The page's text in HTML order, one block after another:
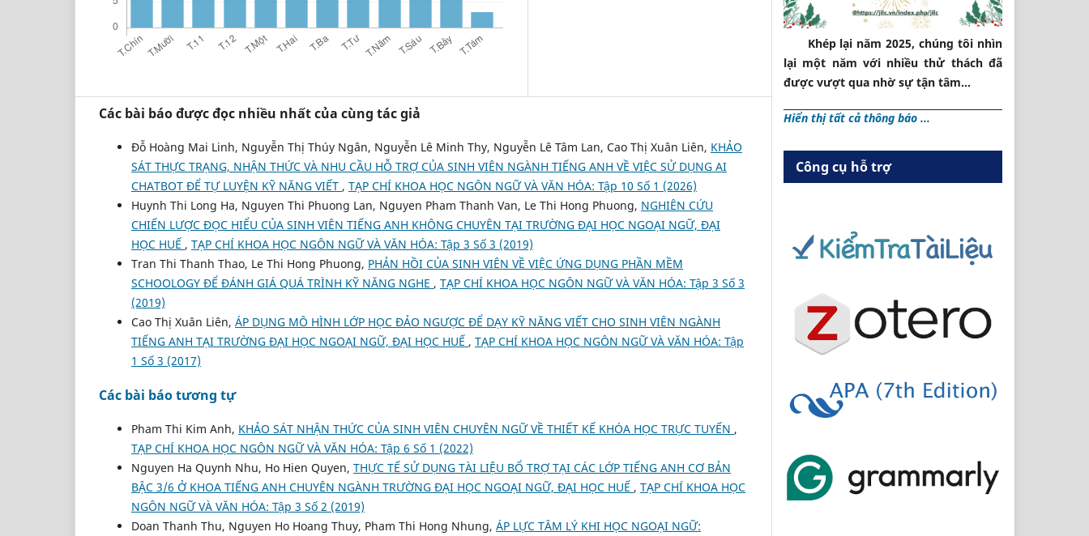
Các bài báo được đọc nhiều nhất của cùng tác giả
Đỗ Hoàng Mai Linh, Nguyễn Thị Thúy Ngân, Nguyễn Lê Minh Thy, Nguyễn Lê Tâm Lan, Cao Thị Xuân Liên, KHẢO
SÁT THỰC TRẠNG, NHẬN THỨC VÀ NHU CẦU HỖ TRỢ CỦA SINH VIÊN NGÀNH TIẾNG ANH VỀ VIỆC SỬ DỤNG AI
CHATBOT ĐỂ TỰ LUYỆN KỸ NĂNG VIẾT , TẠP CHÍ KHOA HỌC NGÔN NGỮ VÀ VĂN HÓA: Tập 10 Số 1 (2026)
Huynh Thi Long Ha, Nguyen Thi Phuong Lan, Nguyen Pham Thanh Van, Le Thi Hong Phuong, NGHIÊN CỨU
CHIẾN LƯỢC ĐỌC HIỂU CỦA SINH VIÊN TIẾNG ANH KHÔNG CHUYÊN TẠI TRƯỜNG ĐẠI HỌC NGOẠI NGỮ, ĐẠI
HỌC HUẾ , TẠP CHÍ KHOA HỌC NGÔN NGỮ VÀ VĂN HÓA: Tập 3 Số 3 (2019)
Tran Thi Thanh Thao, Le Thi Hong Phuong, PHẢN HỒI CỦA SINH VIÊN VỀ VIỆC ỨNG DỤNG PHẦN MỀM
SCHOOLOGY ĐỂ ĐÁNH GIÁ QUÁ TRÌNH KỸ NĂNG NGHE , TẠP CHÍ KHOA HỌC NGÔN NGỮ VÀ VĂN HÓA: Tập 3 Số 3
(2019)
Cao Thị Xuân Liên, ÁP DỤNG MÔ HÌNH LỚP HỌC ĐẢO NGƯỢC ĐỂ DẠY KỸ NĂNG VIẾT CHO SINH VIÊN NGÀNH
TIẾNG ANH TẠI TRƯỜNG ĐẠI HỌC NGOẠI NGỮ, ĐẠI HỌC HUẾ , TẠP CHÍ KHOA HỌC NGÔN NGỮ VÀ VĂN HÓA: Tập
1 Số 3 (2017)
Các bài báo tương tự
Pham Thi Kim Anh, KHẢO SÁT NHẬN THỨC CỦA SINH VIÊN CHUYÊN NGỮ VỀ THIẾT KẾ KHÓA HỌC TRỰC TUYẾN ,
TẠP CHÍ KHOA HỌC NGÔN NGỮ VÀ VĂN HÓA: Tập 6 Số 1 (2022)
Nguyen Ha Quynh Nhu, Ho Hien Quyen, THỰC TẾ SỬ DỤNG TÀI LIỆU BỔ TRỢ TẠI CÁC LỚP TIẾNG ANH CƠ BẢN
BẬC 3/6 Ở KHOA TIẾNG ANH CHUYÊN NGÀNH TRƯỜNG ĐẠI HỌC NGOẠI NGỮ, ĐẠI HỌC HUẾ , TẠP CHÍ KHOA HỌC
NGÔN NGỮ VÀ VĂN HÓA: Tập 3 Số 2 (2019)
Doan Thanh Thu, Nguyen Ho Hoang Thuy, Pham Thi Hong Nhung, ÁP LỰC TÂM LÝ KHI HỌC NGOẠI NGỮ:
Khép lại năm 2025, chúng tôi nhìn
lại một năm với nhiều thử thách đã
được vượt qua nhờ sự tận tâm...
Hiển thị tất cả thông báo ...
Công cụ hỗ trợ